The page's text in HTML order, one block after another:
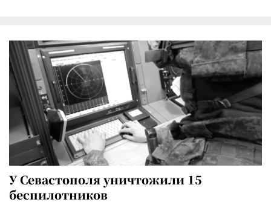
У Севастополя уничтожили 15
беспилотников